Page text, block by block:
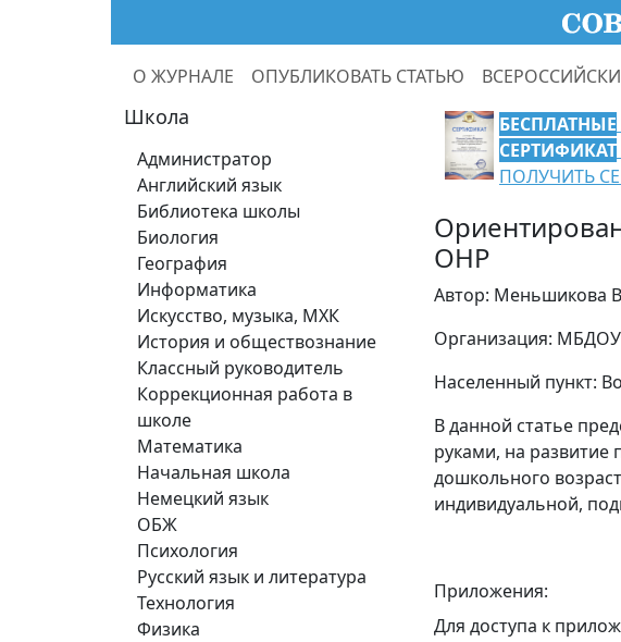
О ЖУРНАЛЕ ОПУБЛИКОВАТЬ СТАТЬЮ
Школа
Администратор
Английский язык
Библиотека школы
Биология
География
Информатика
Искусство, музыка, МХК
История и обществознание
Классный руководитель
Коррекционная работа в
школе
Математика
Начальная школа
Немецкий язык
ОБЖ
Психология
Русский язык и литература
Технология
Физика
БЕСПЛАТНЫЕ
СЕРТИФИКАТ
ПОЛУЧИТЬ
ОНР
Автор: Меньшикова
Организация: МБДОУ
Населенный пункт:
В данной статье
руками, на развитие
дошкольного
индивидуальной,
Приложения:
Для доступа к